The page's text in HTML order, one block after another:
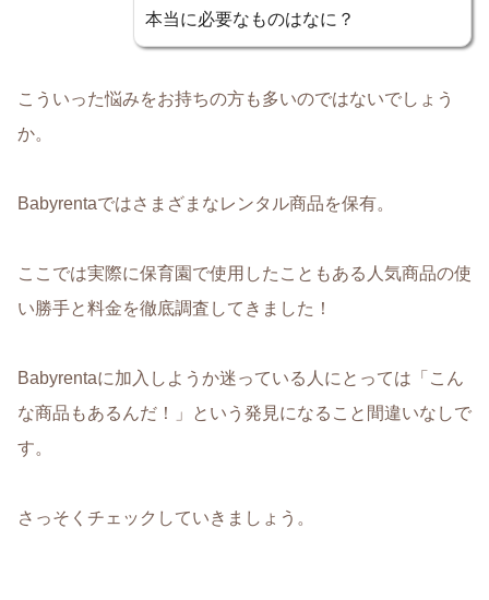
本当に必要なものはなに？
こういった悩みをお持ちの方も多いのではないでしょう
か。
Babyrentaではさまざまなレンタル商品を保有。
ここでは実際に保育園で使用したこともある人気商品の使
い勝手と料金を徹底調査してきました ！
Babyrentaに加入しようか迷っている人にとっては「こん
な商品もあるんだ！」という発見になること間違いなしで
す。
さっそくチェックしていきましょう。